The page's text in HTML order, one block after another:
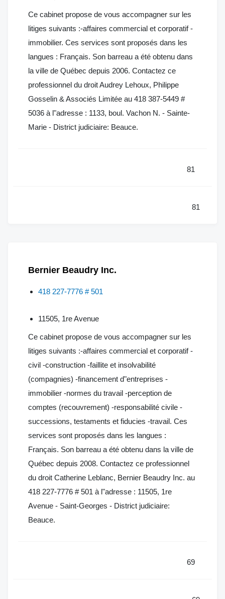
Ce cabinet propose de vous accompagner sur les
litiges suivants :-affaires commercial et corporatif -
immobilier. Ces services sont proposés dans les
langues : Français. Son barreau a été obtenu dans
la ville de Québec depuis 2006. Contactez ce
professionnel du droit Audrey Lehoux, Philippe
Gosselin & Associés Limitée au 418 387-5449 #
5036 à l"adresse : 1133, boul. Vachon N. - Sainte-
Marie - District judiciaire: Beauce.
81
81
Bernier Beaudry Inc.
418 227-7776 # 501
11505, 1re Avenue
Ce cabinet propose de vous accompagner sur les
litiges suivants :-affaires commercial et corporatif -
civil -construction -faillite et insolvabilité
(compagnies) -financement d"entreprises -
immobilier -normes du travail -perception de
comptes (recouvrement) -responsabilité civile -
successions, testaments et fiducies -travail. Ces
services sont proposés dans les langues :
Français. Son barreau a été obtenu dans la ville de
Québec depuis 2008. Contactez ce professionnel
du droit Catherine Leblanc, Bernier Beaudry Inc. au
418 227-7776 # 501 à l"adresse : 11505, 1re
Avenue - Saint-Georges - District judiciaire:
Beauce.
69